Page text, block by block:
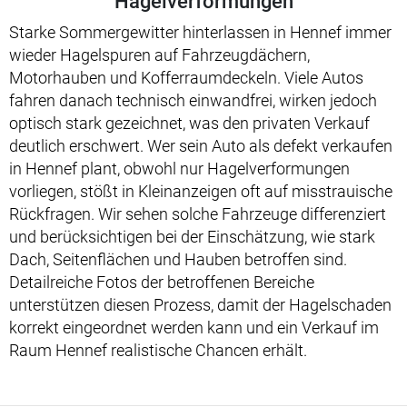
Starke Sommergewitter hinterlassen in Hennef immer
wieder Hagelspuren auf Fahrzeugdächern,
Motorhauben und Kofferraumdeckeln. Viele Autos
fahren danach technisch einwandfrei, wirken jedoch
optisch stark gezeichnet, was den privaten Verkauf
deutlich erschwert. Wer sein Auto als defekt verkaufen
in Hennef plant, obwohl nur Hagelverformungen
vorliegen, stößt in Kleinanzeigen oft auf misstrauische
Rückfragen. Wir sehen solche Fahrzeuge differenziert
und berücksichtigen bei der Einschätzung, wie stark
Dach, Seitenflächen und Hauben betroffen sind.
Detailreiche Fotos der betroffenen Bereiche
unterstützen diesen Prozess, damit der Hagelschaden
korrekt eingeordnet werden kann und ein Verkauf im
Raum Hennef realistische Chancen erhält.